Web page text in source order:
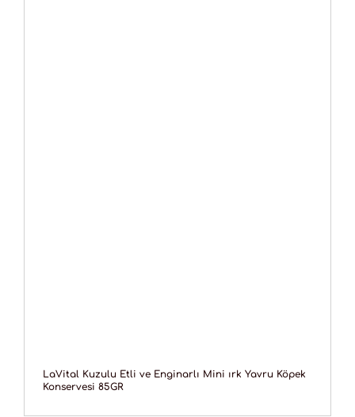
LaVital Kuzulu Etli ve Enginarlı Mini ırk Yavru Köpek
Konservesi 85GR